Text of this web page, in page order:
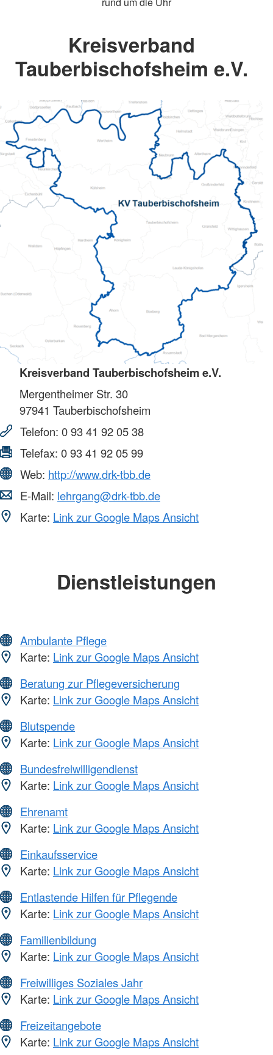
Kreisverband
Tauberbischofsheim e.V.
Kreisverband Tauberbischofsheim e.V.
Mergentheimer Str. 30
97941 Tauberbischofsheim
Telefon: 0 93 41 92 05 38
Telefax: 0 93 41 92 05 99
Web: http://www.drk-tbb.de
E-Mail: lehrgang@drk-tbb.de
Karte: Link zur Google Maps Ansicht
Dienstleistungen
Ambulante Pflege
Karte: Link zur Google Maps Ansicht
Beratung zur Pflegeversicherung
Karte: Link zur Google Maps Ansicht
Blutspende
Karte: Link zur Google Maps Ansicht
Bundesfreiwilligendienst
Karte: Link zur Google Maps Ansicht
Ehrenamt
Karte: Link zur Google Maps Ansicht
Einkaufsservice
Karte: Link zur Google Maps Ansicht
Entlastende Hilfen für Pflegende
Karte: Link zur Google Maps Ansicht
Familienbildung
Karte: Link zur Google Maps Ansicht
Freiwilliges Soziales Jahr
Karte: Link zur Google Maps Ansicht
Freizeitangebote
Karte: Link zur Google Maps Ansicht